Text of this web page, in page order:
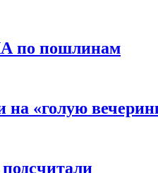
по пошлинам
на «голую